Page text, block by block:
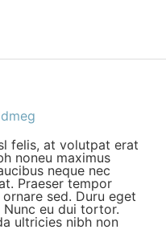
felis, at volutpat erat
noneu maximus
neque nec
Praeser tempor
sed. Duru eget
eu dui tortor.
ultricies nibh non